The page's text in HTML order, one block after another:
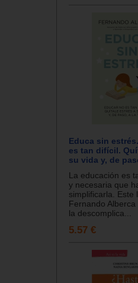
Educa sin
es tan difícil.
su vida y, de
La educación es
y necesaria que
simplificarla. Este
Fernando
la descomplica...
5.57 €